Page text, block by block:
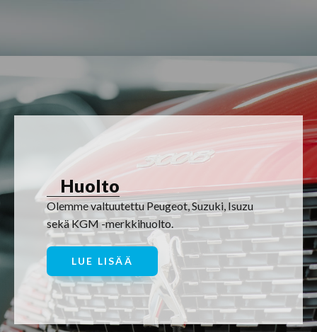
Huolto
Olemme valtuutettu Peugeot, Suzuki, Isuzu
sekä KGM -merkkihuolto.
LUE LISÄÄ